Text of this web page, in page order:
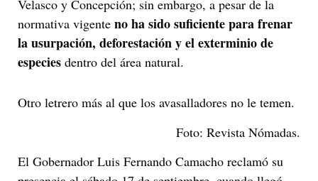
Velasco y Concepción; sin embargo, a pesar de la
normativa vigente no ha sido suficiente para frenar
la usurpación, deforestación y el exterminio de
especies dentro del área natural.
Otro letrero más al que los avasalladores no le temen.
Foto: Revista Nómadas.
El Gobernador Luis Fernando Camacho reclamó su